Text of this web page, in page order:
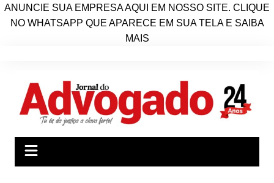
ANUNCIE SUA EMPRESA AQUI EM NOSSO SITE. CLIQUE
NO WHATSAPP QUE APARECE EM SUA TELA E SAIBA
MAIS
conteúdo